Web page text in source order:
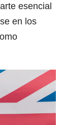
esencial
en los